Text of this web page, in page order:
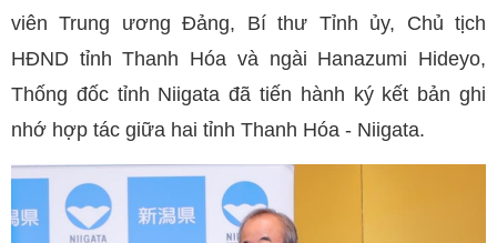
viên Trung ương Đảng, Bí thư Tỉnh ủy, Chủ tịch
HĐND tỉnh Thanh Hóa và ngài Hanazumi Hideyo,
Thống đốc tỉnh Niigata đã tiến hành ký kết bản ghi
nhớ hợp tác giữa hai tỉnh Thanh Hóa - Niigata.